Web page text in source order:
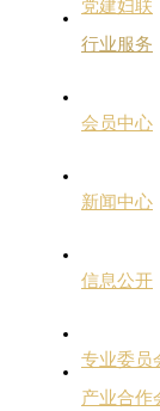
党建妇联
行业服务
会员中心
新闻中心
信息公开
专业委员
产业合作